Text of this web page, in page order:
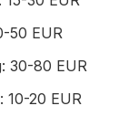
50 EUR
30-80 EUR
10-20 EUR